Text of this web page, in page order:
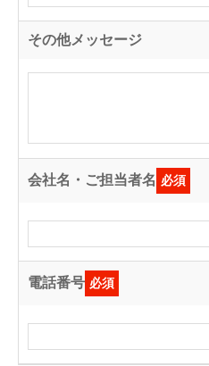
その他メッセージ
会社名・ご担当者名 必須
電話番号 必須